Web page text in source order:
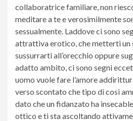
collaboratrice familiare, non
meditare a te e verosimilmente
sessualmente. Laddove ci sono
attrattiva erotico, che metterti un
sussurrarti all’orecchio oppure
adatto ambito, ci sono segni
uomo vuole fare l’amore
verso scontato che tipo di cosi
dato che un fidanzato ha
ottico e ti sta ascoltando